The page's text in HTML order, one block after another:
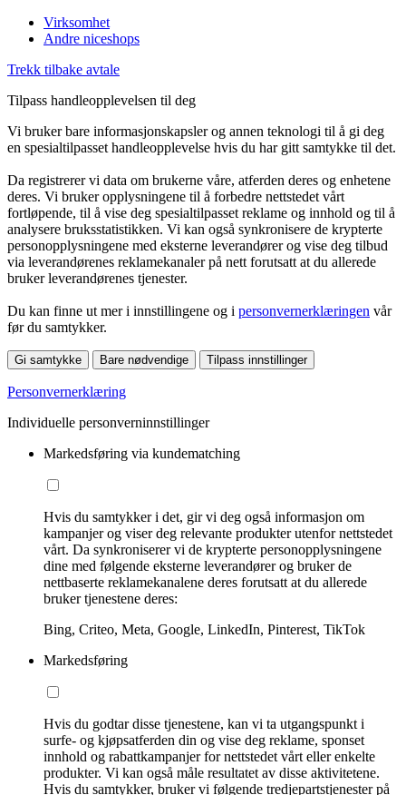
Virksomhet
Andre niceshops
Trekk tilbake avtale
Tilpass handleopplevelsen til deg
Vi bruker bare informasjonskapsler og annen teknologi til å gi deg
en spesialtilpasset handleopplevelse hvis du har gitt samtykke til det.
Da registrerer vi data om brukerne våre, atferden deres og enhetene
deres. Vi bruker opplysningene til å forbedre nettstedet vårt
fortløpende, til å vise deg spesialtilpasset reklame og innhold og til å
analysere bruksstatistikken. Vi kan også synkronisere de krypterte
personopplysningene med eksterne leverandører og vise deg tilbud
via leverandørenes reklamekanaler på nett forutsatt at du allerede
bruker leverandørenes tjenester.
Du kan finne ut mer i innstillingene og i personvernerklæringen vår
før du samtykker.
Gi samtykke Bare nødvendige Tilpass innstillinger
Personvernerklæring
Individuelle personverninnstillinger
Markedsføring via kundematching
Hvis du samtykker i det, gir vi deg også informasjon om
kampanjer og viser deg relevante produkter utenfor nettstedet
vårt. Da synkroniserer vi de krypterte personopplysningene
dine med følgende eksterne leverandører og bruker de
nettbaserte reklamekanalene deres forutsatt at du allerede
bruker tjenestene deres:
Bing, Criteo, Meta, Google, LinkedIn, Pinterest, TikTok
Markedsføring
Hvis du godtar disse tjenestene, kan vi ta utgangspunkt i
surfe- og kjøpsatferden din og vise deg reklame, sponset
innhold og rabattkampanjer for nettstedet vårt eller enkelte
produkter. Vi kan også måle resultatet av disse aktivitetene.
Hvis du samtykker, bruker vi følgende tredjepartstjenester på